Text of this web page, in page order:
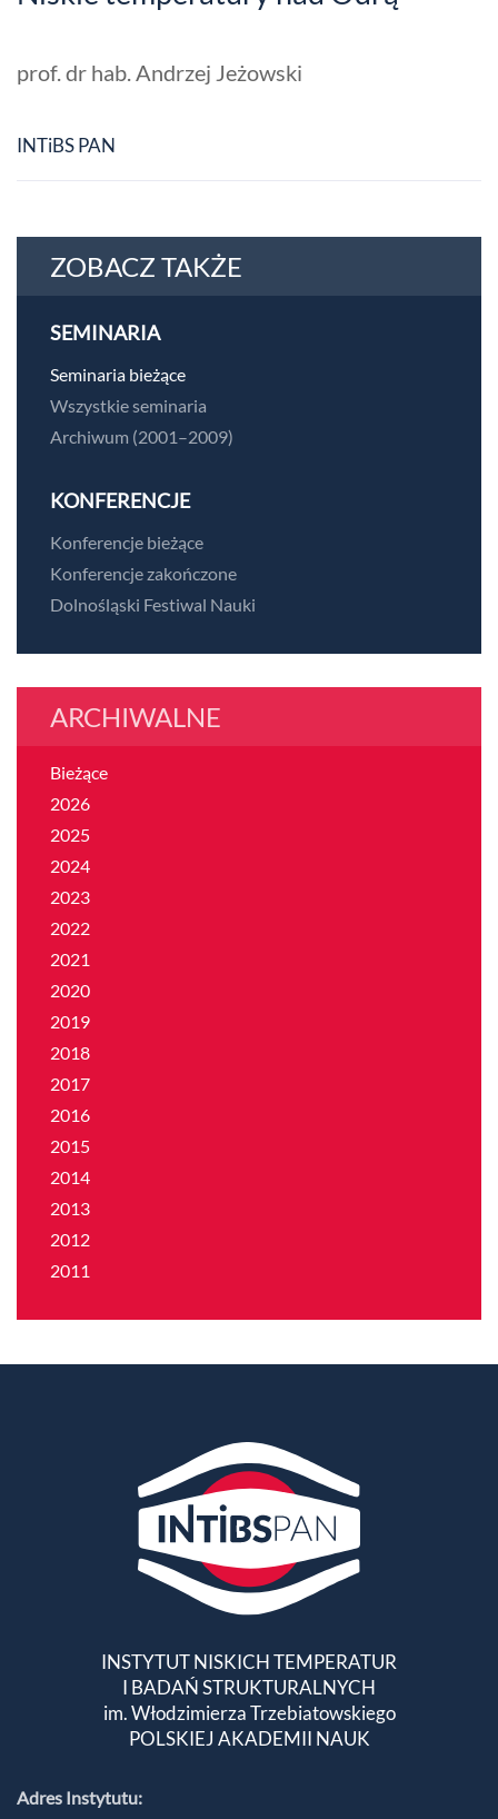
prof. dr hab. Andrzej Jeżowski
INTiBS PAN
ZOBACZ TAKŻE
SEMINARIA
Seminaria bieżące
Wszystkie seminaria
Archiwum (2001–2009)
KONFERENCJE
Konferencje bieżące
Konferencje zakończone
Dolnośląski Festiwal Nauki
ARCHIWALNE
Bieżące
2026
2025
2024
2023
2022
2021
2020
2019
2018
2017
2016
2015
2014
2013
2012
2011
INSTYTUT NISKICH TEMPERATUR
I BADAŃ STRUKTURALNYCH
im. Włodzimierza Trzebiatowskiego
POLSKIEJ AKADEMII NAUK
Adres Instytutu: